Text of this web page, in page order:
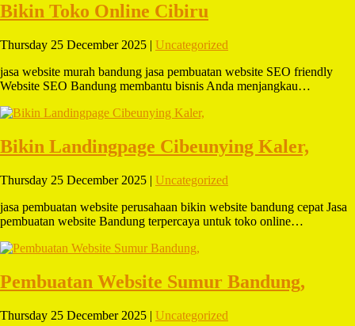
Bikin Toko Online Cibiru
Thursday 25 December 2025 | Uncategorized
jasa website murah bandung jasa pembuatan website SEO friendly
Website SEO Bandung membantu bisnis Anda menjangkau…
Bikin Landingpage Cibeunying Kaler,
Thursday 25 December 2025 | Uncategorized
jasa pembuatan website perusahaan bikin website bandung cepat Jasa
pembuatan website Bandung terpercaya untuk toko online…
Pembuatan Website Sumur Bandung,
Thursday 25 December 2025 | Uncategorized